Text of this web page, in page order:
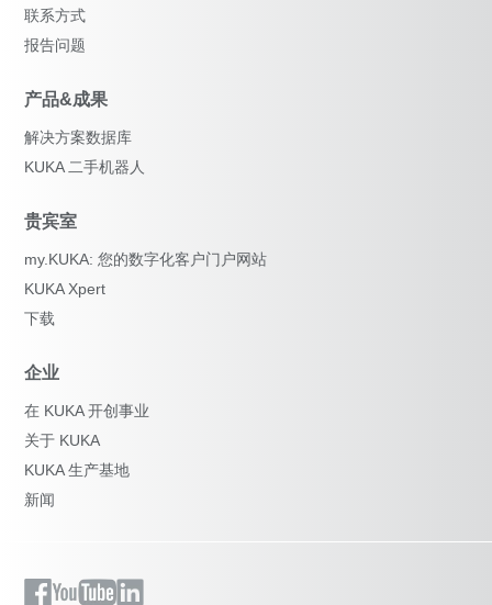
联系方式
报告问题
产品&成果
解决方案数据库
KUKA 二手机器人
贵宾室
my.KUKA: 您的数字化客户门户网站
KUKA Xpert
下载
企业
在 KUKA 开创事业
关于 KUKA
KUKA 生产基地
新闻